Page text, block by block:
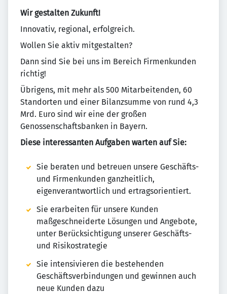
Wir gestalten Zukunft!
Innovativ, regional, erfolgreich.
Wollen Sie aktiv mitgestalten?
Dann sind Sie bei uns im Bereich Firmenkunden
richtig!
Übrigens, mit mehr als 500 Mitarbeitenden, 60
Standorten und einer Bilanzsumme von rund 4,3
Mrd. Euro sind wir eine der großen
Genossenschaftsbanken in Bayern.
Diese interessanten Aufgaben warten auf Sie:
Sie beraten und betreuen unsere Geschäfts-
und Firmenkunden ganzheitlich,
eigenverantwortlich und ertragsorientiert.
Sie erarbeiten für unsere Kunden
maßgeschneiderte Lösungen und Angebote,
unter Berücksichtigung unserer Geschäfts-
und Risikostrategie
Sie intensivieren die bestehenden
Geschäftsverbindungen und gewinnen auch
neue Kunden dazu